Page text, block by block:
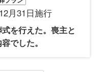
月31日施行
を行えた。喪主と
でした。